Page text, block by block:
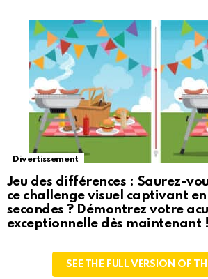
Divertissement
Jeu des différences : Saurez-
ce challenge visuel captivant
secondes ? Démontrez votre
exceptionnelle dès maintenant !
SEE THE FULL VERSION OF